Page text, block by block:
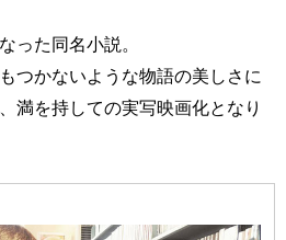
った同名小説。
つかないような物語の美しさに
満を持しての実写映画化となり